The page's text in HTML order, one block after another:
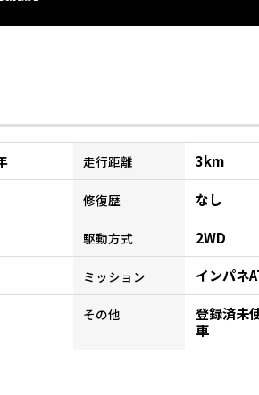
走行距離 3km
修復歴 なし
駆動方式 2WD
ミッション インパネ
その他
登録済未
車